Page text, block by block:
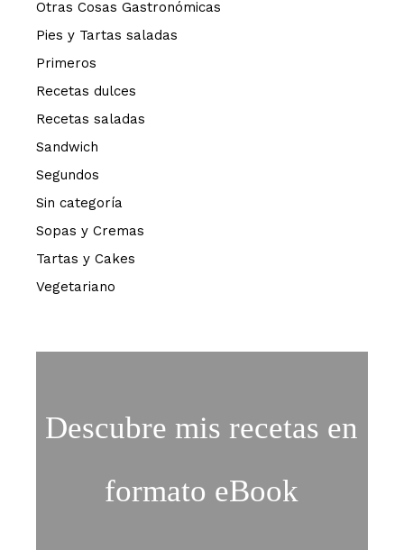
Otras Cosas Gastronómicas
Pies y Tartas saladas
Primeros
Recetas dulces
Recetas saladas
Sandwich
Segundos
Sin categoría
Sopas y Cremas
Tartas y Cakes
Vegetariano
Descubre mis recetas en
formato eBook